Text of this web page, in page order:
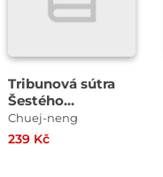
Tribunová sútra
Šestého
patriarchy
Chuej-neng
239 Kč